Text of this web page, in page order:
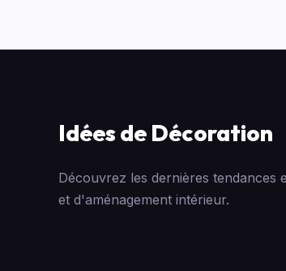
Idées de Décoration
Découvrez les dernières tendances
et d'aménagement intérieur.